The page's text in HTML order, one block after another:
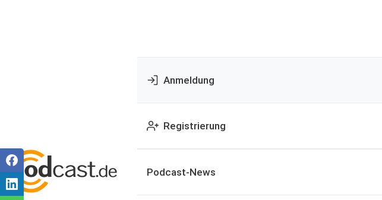
Anmeldung
Registrierung
Podcast-News